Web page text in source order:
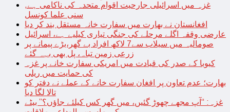
غزہ میں اسرائیلی جارحیت اقوام متحدہ کی ناکامی ہے,
سنی علما کونسل
افغانستان نے بھارت میں سفارت خانہ مستقل بند کر دیا
عارضی وقفہ اگلے مرحلے کی جنگی تیاری کیلیے ہے، اسرائیل
صومالیہ میں سیلاب سے7 لاکھ افراد بے گھر،بڑے پیمانے پر
زرعی زمین تباہ، پل بھی بہہ گئے
کیوبا کے صدر کی قیادت میں امریکی سفارت خانے پر غزہ
کی حمایت میں ریلی
بھارت؛ عدم تعاون پر افغان سفارت خانے کے عملے نے دفتر کو
تالا لگا دیا
غزہ: “آپ مجھے چھوڑ گئیں، میں گھر کس کیلئے جاؤں؟” بیٹے